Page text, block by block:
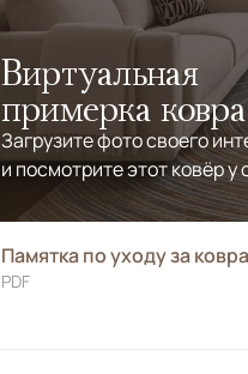
Виртуальная
примерка ковра
Загрузите фото своего
и посмотрите этот ковёр у
Памятка по уходу за
PDF